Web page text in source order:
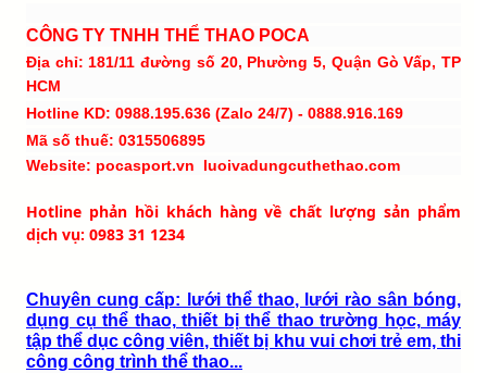
CÔNG TY TNHH THỂ THAO POCA
Địa chỉ: 181/11 đường số 20, Phường 5, Quận Gò Vấp, TP
HCM
Hotline KD: 0988.195.636 (Zalo 24/7) - 0888.916.169
Mã số thuế: 0315506895
Website: pocasport.vn luoivadungcuthethao.com
Hotline phản hồi khách hàng về chất lượng sản phẩm
dịch vụ: 0983 31 1234
Chuyên cung cấp: lưới thể thao, lưới rào sân bóng,
dụng cụ thể thao, thiết bị thể thao trường học, máy
tập thể dục công viên, thiết bị khu vui chơi trẻ em, thi
công công trình thể thao...